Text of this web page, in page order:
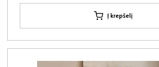
Į krepšelį